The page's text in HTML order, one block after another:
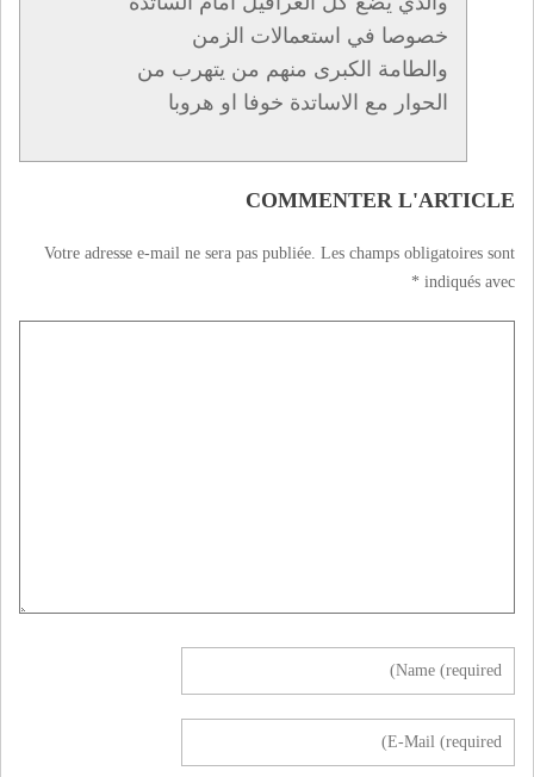
خصوصا في استعمالات الزمن
والطامة الكبری منهم من يتهرب من
الحوار مع الاساتدة خوفا او هروبا
COMMENTER L'ARTICLE
Votre adresse e-mail ne sera pas publiée. Les champs obligatoires sont
indiqués avec
*